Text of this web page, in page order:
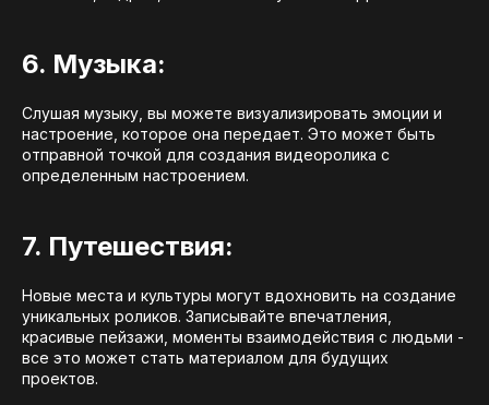
6. Музыка:
Слушая музыку, вы можете визуализировать эмоции и
настроение, которое она передает. Это может быть
отправной точкой для создания видеоролика с
определенным настроением.
7. Путешествия:
Новые места и культуры могут вдохновить на создание
уникальных роликов. Записывайте впечатления,
красивые пейзажи, моменты взаимодействия с людьми -
все это может стать материалом для будущих
проектов.